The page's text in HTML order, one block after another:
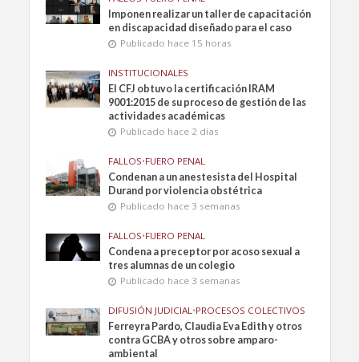
Imponen realizar un taller de capacitación
en discapacidad diseñado para el caso
Publicado hace 15 horas
INSTITUCIONALES
El CFJ obtuvo la certificación IRAM
9001:2015 de su proceso de gestión de las
actividades académicas
Publicado hace 2 días
FALLOS•FUERO PENAL
Condenan a un anestesista del Hospital
Durand por violencia obstétrica
Publicado hace 3 semanas
FALLOS•FUERO PENAL
Condena a preceptor por acoso sexual a
tres alumnas de un colegio
Publicado hace 3 semanas
DIFUSIÓN JUDICIAL•PROCESOS COLECTIVOS
Ferreyra Pardo, Claudia Eva Edith y otros
contra GCBA y otros sobre amparo-
ambiental